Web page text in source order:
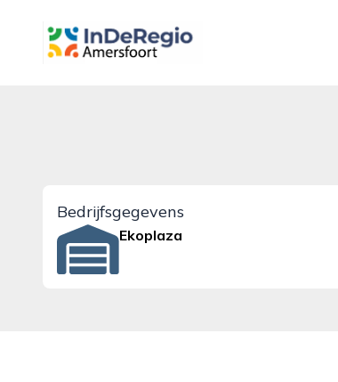
inderegioamersfoort.nl
Bedrijfsgegevens
Ekoplaza